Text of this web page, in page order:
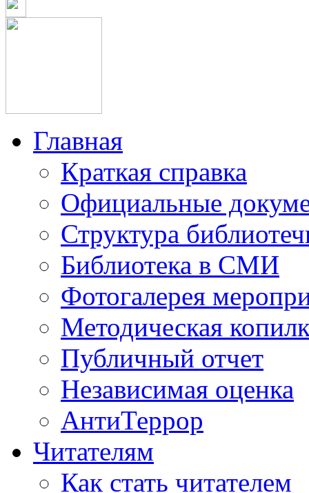
Главная
Краткая справка
Официальные
Структура
Библиотека в СМИ
Фотогалерея
Методическая
Публичный отчет
Независимая оценка
АнтиТеррор
Читателям
Как стать читателем